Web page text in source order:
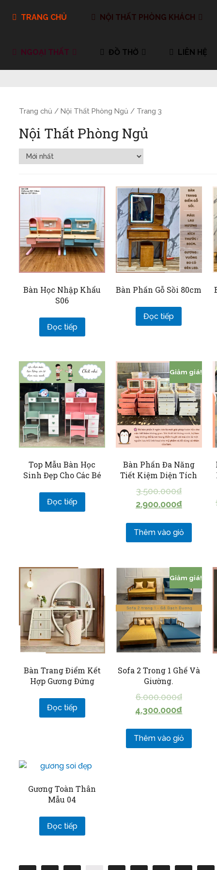
TRANG CHỦ NỘI THẤT PHÒNG KHÁCH
NGOẠI THẤT ĐỒ THỜ LIÊN HỆ
Trang chủ /Nội Thất Phòng Ngủ / Trang 3
Nội Thất Phòng Ngủ
Bàn Học Nhập Khẩu
S06
Đọc tiếp
Bàn Phấn Gỗ Sồi 80cm
Đọc tiếp
Top Mẫu Bàn Học
Sinh Đẹp Cho Các Bé
Đọc tiếp
Giảm giá!
Bàn Phấn Đa Năng
Tiết Kiệm Diện Tích
3.500.000₫
2.900.000₫
Thêm vào giỏ
Bàn Trang Điểm Kết
Hợp Gương Đứng
Đọc tiếp
Giảm giá!
Sofa 2 Trong 1 Ghế Và
Giường.
6.000.000₫
4.300.000₫
Thêm vào giỏ
Gương Toàn Thân
Mẫu 04
Đọc tiếp